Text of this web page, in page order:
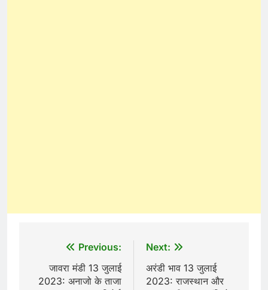
navigation
Previous:
जावरा मंडी 13 जुलाई
2023: अनाजो के ताजा
Next:
अरंडी भाव 13 जुलाई
2023: राजस्थान और